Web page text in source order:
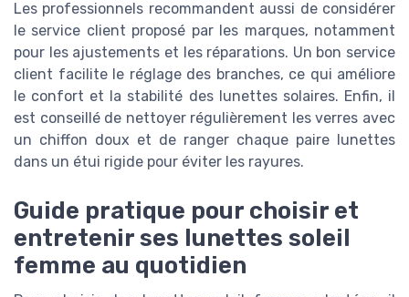
Les professionnels recommandent aussi de considérer
le service client proposé par les marques, notamment
pour les ajustements et les réparations. Un bon service
client facilite le réglage des branches, ce qui améliore
le confort et la stabilité des lunettes solaires. Enfin, il
est conseillé de nettoyer régulièrement les verres avec
un chiffon doux et de ranger chaque paire lunettes
dans un étui rigide pour éviter les rayures.
Guide pratique pour choisir et
entretenir ses lunettes soleil
femme au quotidien